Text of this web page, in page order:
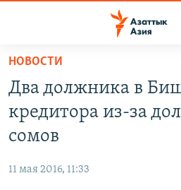
Вернуться
основному
содержанию
Вернутся
главной
ТАДЖИКИСТАН
НОВОСТИ
ВОЙНА В УКРАИНЕ
ҚАЗАҚША
НОВОСТИ
Два должника в
кредитора из-за
сомов
11 мая 2016, 11:33